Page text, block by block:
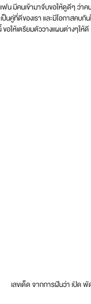
น มีคนเข้ามาจีบขอให้ดูดีๆ ว่าค
นคู่ที่ดีของเรา และมีโอกาสคบ
ขอให้เตรียมตัววางแผนต่างๆให้ดี
เลขเด็ด จากการฝันว่า เปิด